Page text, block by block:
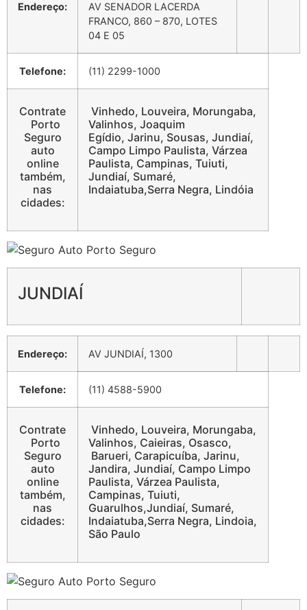
Endereço:
AV SENADOR LACERDA
FRANCO, 860 – 870, LOTES
04 E 05
Telefone: (11) 2299-1000
Contrate
Porto
Seguro
auto
online
também,
nas
cidades:
Vinhedo, Louveira, Morungaba,
Valinhos, Joaquim
Egídio, Jarinu, Sousas, Jundiaí,
Campo Limpo Paulista, Várzea
Paulista, Campinas, Tuiuti,
Jundiaí, Sumaré,
Indaiatuba,Serra Negra, Lindóia
JUNDIAÍ
Endereço: AV JUNDIAÍ, 1300
Telefone: (11) 4588-5900
Contrate
Porto
Seguro
auto
online
também,
nas
cidades:
Vinhedo, Louveira, Morungaba,
Valinhos, Caieiras, Osasco,
Barueri, Carapicuíba, Jarinu,
Jandira, Jundiaí, Campo Limpo
Paulista, Várzea Paulista,
Campinas, Tuiuti,
Guarulhos,Jundiaí, Sumaré,
Indaiatuba,Serra Negra, Lindoia,
São Paulo